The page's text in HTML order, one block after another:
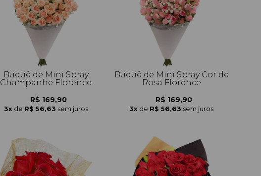
Buquê de Mini Spray
Champanhe Florence
R$ 169,90
3x de R$ 56,63 sem juros
Buquê de Mini Spray Cor de
Rosa Florence
R$ 169,90
3x de R$ 56,63 sem juros